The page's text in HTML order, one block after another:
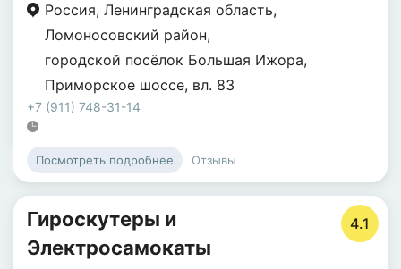
Россия, Ленинградская область,
Ломоносовский район,
городской посёлок Большая Ижора,
Приморское шоссе, вл. 83
+7 (911) 748-31-14
Посмотреть подробнее Отзывы
Гироскутеры и
Электросамокаты
4.1